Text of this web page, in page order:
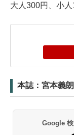
大人300円、小人
本誌：宮本義朗
Google 検